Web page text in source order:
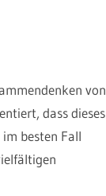
von
dass dieses
besten Fall